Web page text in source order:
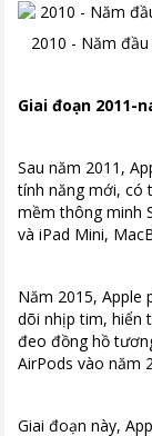
2010 - Năm
Giai đoạn 2011-
Sau năm 2011,
tính năng mới, có
mềm thông minh
và iPad Mini,
Năm 2015, Apple
dõi nhịp tim, hiển
đeo đồng hồ
AirPods vào năm
Giai đoạn này,